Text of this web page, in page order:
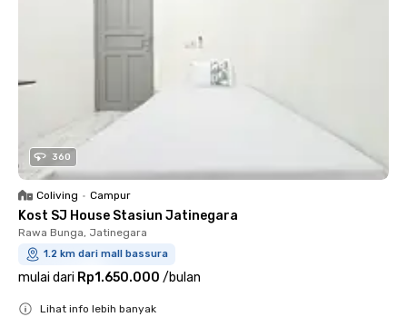
360
Coliving • Campur
Kost SJ House Stasiun Jatinegara
Rawa Bunga, Jatinegara
1.2 km dari mall bassura
mulai dari Rp1.650.000 /bulan
Lihat info lebih banyak